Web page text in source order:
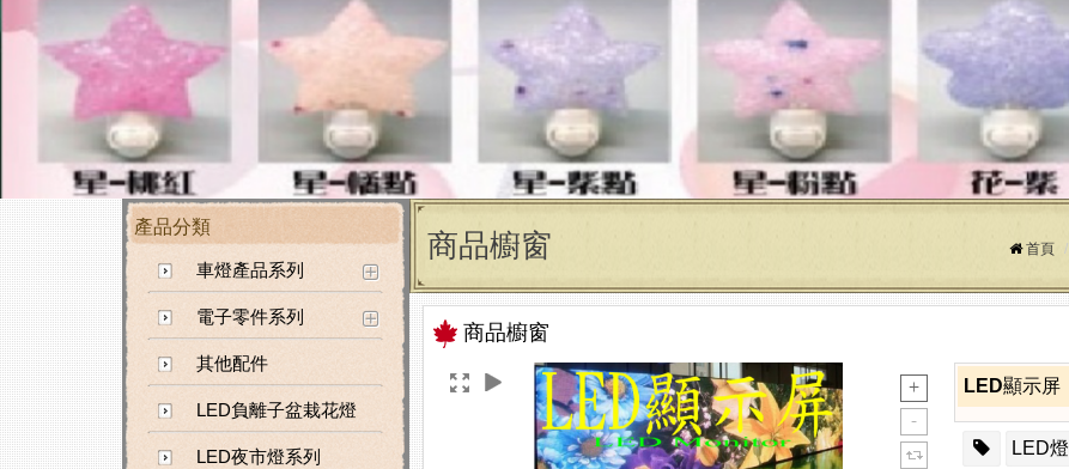
產品分類
車燈產品系列
電子零件系列
其他配件
LED負離子盆栽花燈
LED夜市燈系列
商品櫥窗 首頁
商品櫥窗
LED顯示屏
LED燈